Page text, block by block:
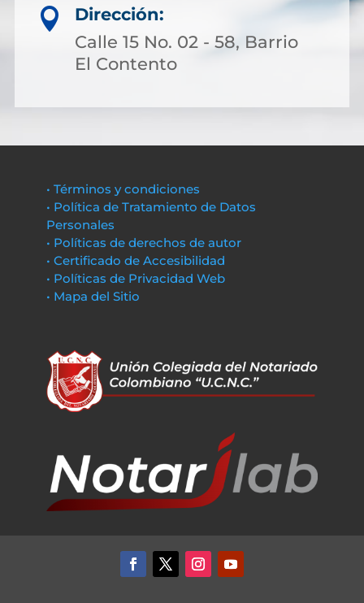

Dirección:
Calle 15 No. 02 - 58, Barrio
El Contento
• Términos y condiciones
• Política de Tratamiento de Datos
Personales
• Políticas de derechos de autor
• Certificado de Accesibilidad
• Políticas de Privacidad Web
• Mapa del Sitio